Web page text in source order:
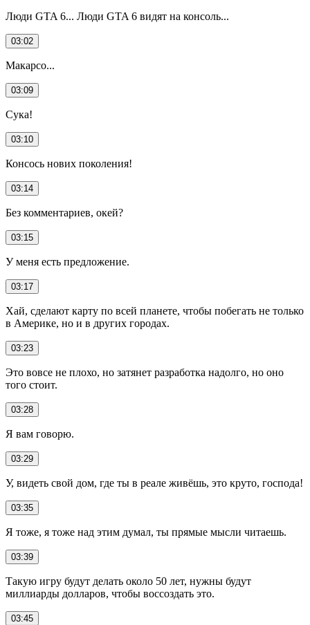
Люди GTA 6... Люди GTA 6 видят на консоль...
03:02
Макарсо...
03:09
Сука!
03:10
Консось нових поколения!
03:14
Без комментариев, окей?
03:15
У меня есть предложение.
03:17
Хай, сделают карту по всей планете, чтобы побегать не только
в Америке, но и в других городах.
03:23
Это вовсе не плохо, но затянет разработка надолго, но оно
того стоит.
03:28
Я вам говорю.
03:29
У, видеть свой дом, где ты в реале живёшь, это круто, господа!
03:35
Я тоже, я тоже над этим думал, ты прямые мысли читаешь.
03:39
Такую игру будут делать около 50 лет, нужны будут
миллиарды долларов, чтобы воссоздать это.
03:45